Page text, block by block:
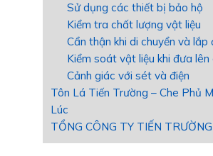
Sử dụng các thiết bị bảo hộ
Kiểm tra chất lượng vật liệu
Cẩn thận khi di chuyển và lắp
Kiểm soát vật liệu khi đưa lên
Cảnh giác với sét và điện
Tôn Lá Tiến Trường – Che Phủ
Lúc
TỔNG CÔNG TY TIẾN TRƯỜNG